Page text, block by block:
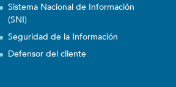
Sistema Nacional de Información
(SNI)
Seguridad de la Información
Defensor del cliente